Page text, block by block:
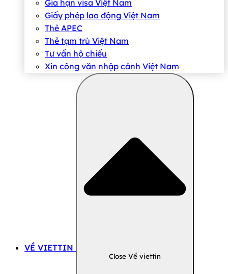
Gia hạn visa Việt Nam
Giấy phép lao động Việt Nam
Thẻ APEC
Thẻ tạm trú Việt Nam
Tư vấn hộ chiếu
Xin công văn nhập cảnh Việt Nam
VỀ VIETTIN
Close Về viettin